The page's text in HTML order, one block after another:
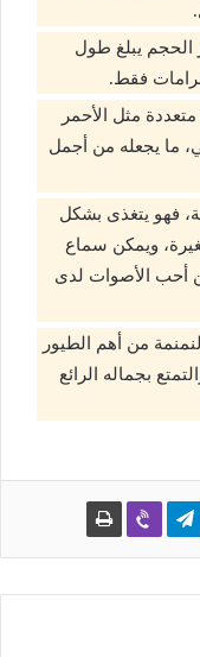
الحجم يبلغ طول
مثل الأحمر
ما يجعله من أجمل
فهو يتغذى بشكل
ويمكن سماع
أحب الأصوات لدى
من أهم الطيور
بجماله الرائع